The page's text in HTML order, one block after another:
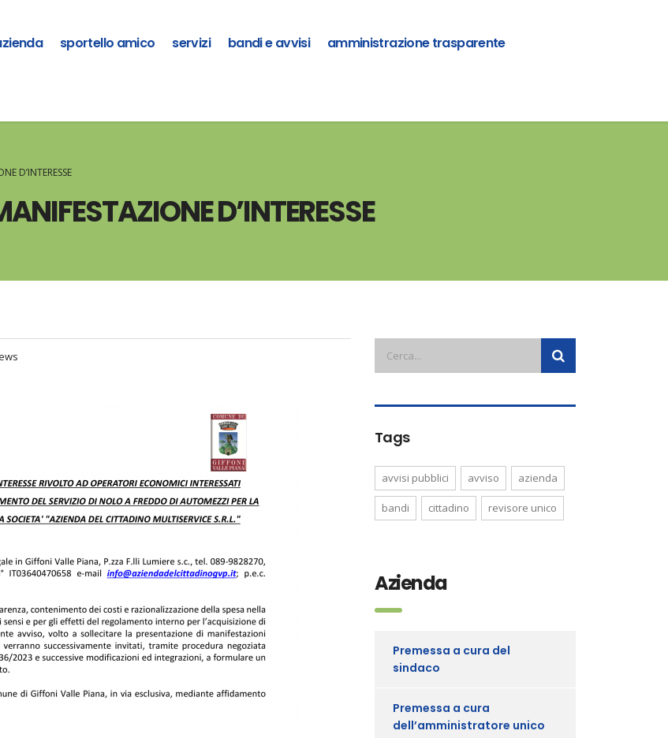
sportello amico servizi bandi e avvisi
amministrazione trasparente
D’INTERESSE
D’INTERESSE
Tags
avvisi pubblici avviso azienda
bandi cittadino revisore unico
Azienda
Premessa a cura del
sindaco
Premessa a cura
dell’amministratore unico